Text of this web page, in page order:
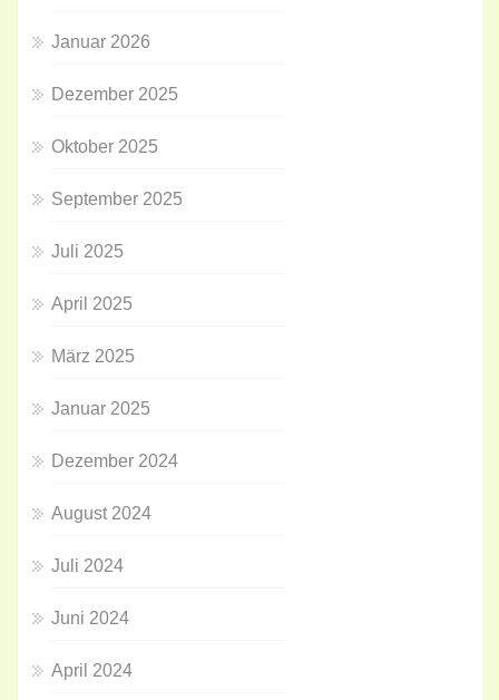
Januar 2026
Dezember 2025
Oktober 2025
September 2025
Juli 2025
April 2025
März 2025
Januar 2025
Dezember 2024
August 2024
Juli 2024
Juni 2024
April 2024